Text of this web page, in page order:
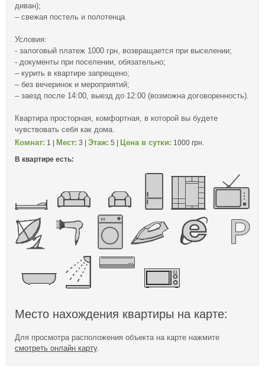
диван);
– свежая постель и полотенца.
Условия:
- залоговый платеж 1000 грн, возвращается при выселении;
- документы при поселении, обязательно;
– курить в квартире запрещено;
– без вечеринок и мероприятий;
– заезд после 14:00, выезд до 12:00 (возможна договоренность).
Квартира просторная, комфортная, в которой вы будете
чувствовать себя как дома.
Комнат: 1 | Мест: 3 | Этаж: 5 | Цена в сутки: 1000 грн.
В квартире есть:
Место нахождения квартиры на карте:
Для просмотра расположения объекта на карте нажмите
смотреть онлайн карту.